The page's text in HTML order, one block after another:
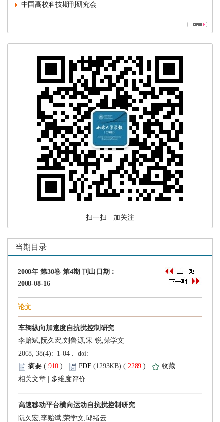
中国高校科技期刊研究会
扫一扫，加关注
李贻斌,阮久宏,刘鲁源,宋 锐,荣学文
( ) 2289 )
阮久宏,李贻斌,荣学文,邱绪云